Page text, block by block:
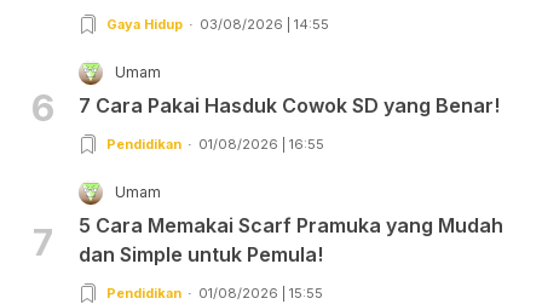
Gaya Hidup 03/08/2026 | 14:55
6
Umam
7 Cara Pakai Hasduk Cowok SD yang Benar!
Pendidikan 01/08/2026 | 16:55
7
Umam
5 Cara Memakai Scarf Pramuka yang Mudah
dan Simple untuk Pemula!
Pendidikan 01/08/2026 | 15:55